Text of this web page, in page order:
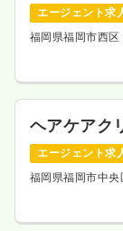
エージェント求
福岡県福岡市西区
ヘアケアク
エージェント求
福岡県福岡市中央